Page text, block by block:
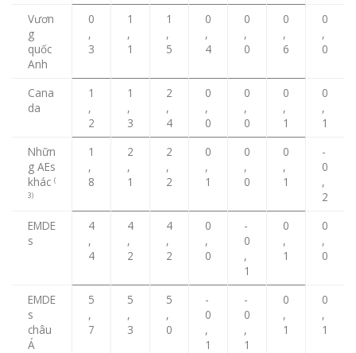
Vươn
g
quốc
Anh
0
,
3
1
,
1
1
,
5
0
,
4
0
,
0
0
,
6
0
,
0
Cana
da
1
,
2
1
,
3
2
,
4
0
,
0
0
,
0
0
,
1
0
,
1
Nhữn
g AEs
khác (
3)
1
,
8
2
,
1
2
,
2
0
,
1
0
,
0
0
,
1
-
0
,
2
EMDE
s
4
,
4
4
,
2
4
,
2
0
,
0
-
0
,
1
0
,
1
0
,
0
EMDE
s
châu
Á
5
,
7
5
,
3
5
,
0
-
0
,
1
-
0
,
1
0
,
1
0
,
1